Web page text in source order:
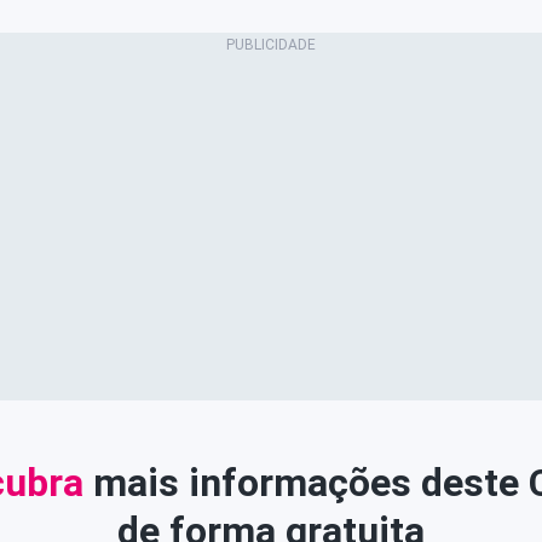
mais informações deste
de forma gratuita